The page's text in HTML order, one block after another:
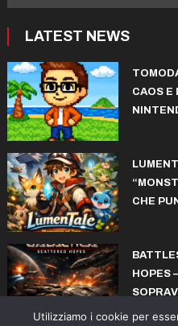
LATEST NEWS
CAOS E
CHE
HOPES
Utilizziamo i cookie per